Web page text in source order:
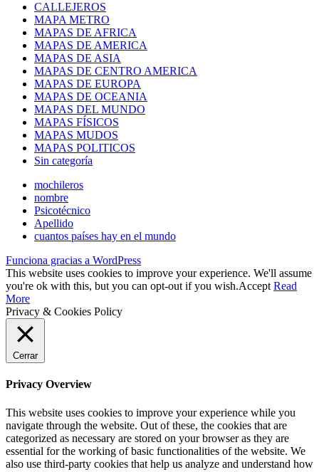
CALLEJEROS
MAPA METRO
MAPAS DE AFRICA
MAPAS DE AMERICA
MAPAS DE ASIA
MAPAS DE CENTRO AMERICA
MAPAS DE EUROPA
MAPAS DE OCEANIA
MAPAS DEL MUNDO
MAPAS FÍSICOS
MAPAS MUDOS
MAPAS POLITICOS
Sin categoría
mochileros
nombre
Psicotécnico
Apellido
cuantos países hay en el mundo
Funciona gracias a WordPress
This website uses cookies to improve your experience. We'll assume
you're ok with this, but you can opt-out if you wish.Accept Read
More
Privacy & Cookies Policy
Cerrar
Privacy Overview
This website uses cookies to improve your experience while you
navigate through the website. Out of these, the cookies that are
categorized as necessary are stored on your browser as they are
essential for the working of basic functionalities of the website. We
also use third-party cookies that help us analyze and understand how